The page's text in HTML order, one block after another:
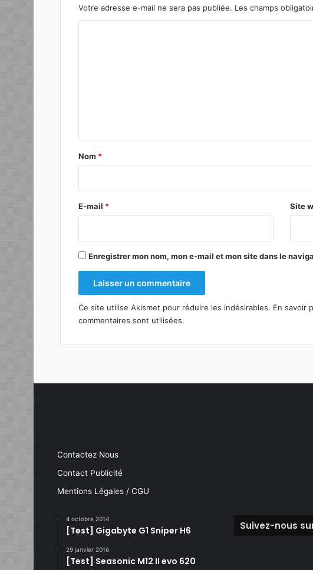
Votre adresse e-mail ne sera pas publiée. Les champs
a
e
Nom *
E-mail * Site
Enregistrer mon nom, mon e-mail et mon site dans le
Ce site utilise Akismet pour réduire les indésirables. En savoir
commentaires sont utilisées.
Contactez Nous
Contact Publicité
Mentions Légales / CGU
4 octobre 2014
[Test] Gigabyte G1 Sniper H6
29 janvier 2016
[Test] Seasonic M12 II evo 620
Suivez-nous